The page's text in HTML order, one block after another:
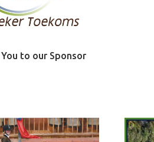
to our Sponsor